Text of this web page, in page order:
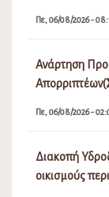
Πε, 06/08/2026 -
Ανάρτηση
Πε, 06/08/2026 -
Διακοπή
οικισμούς